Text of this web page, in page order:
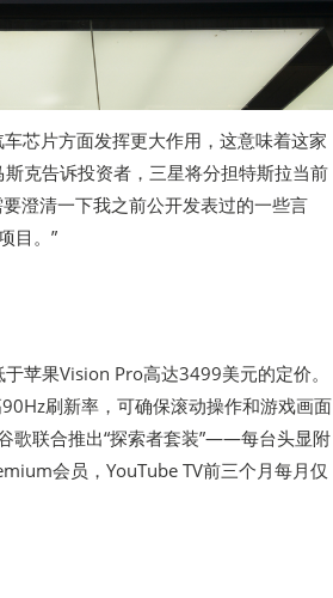
芯片方面发挥更大作用，这意味着这家
克告诉投资者，三星将分担特斯拉当前
澄清一下我之前公开发表过的一些言
目。”
苹果Vision Pro高达3499美元的定价。
刷新率，可确保滚动操作和游戏画面
歌联合推出“探索者套装”——每台头显附
会员，YouTube TV前三个月每月仅